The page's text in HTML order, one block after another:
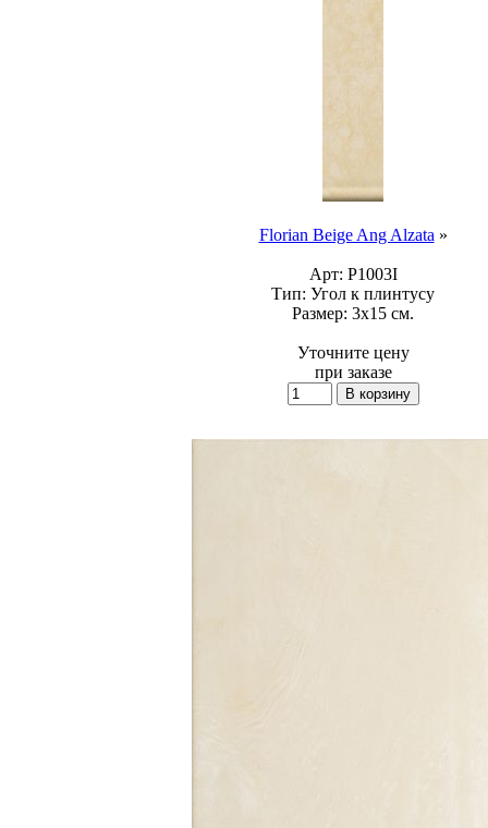
Florian Beige Ang Alzata »
Арт: P1003I
Тип: Угол к плинтусу
Размер: 3x15 см.
Уточните цену
при заказе